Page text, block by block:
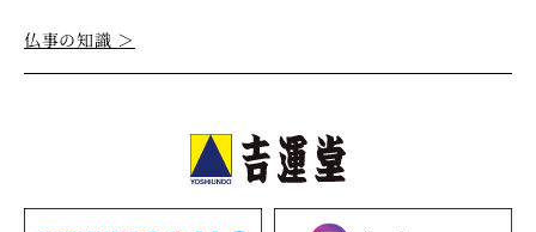
仏事の知識 ＞